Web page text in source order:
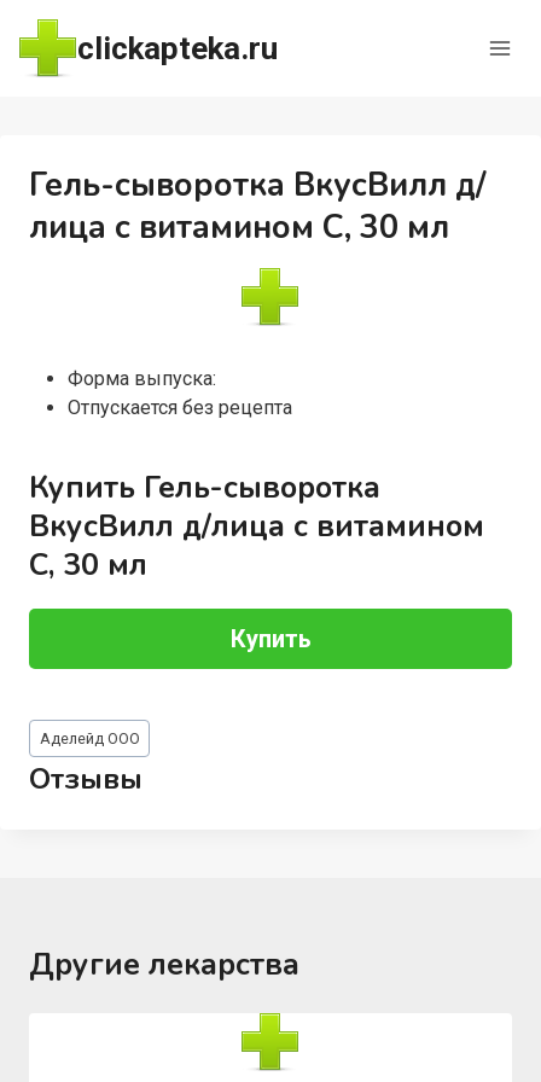
Перейти
содержимому
clickapteka.ru
Гель-сыворотка ВкусВилл д/
лица с витамином С, 30 мл
Форма выпуска:
Отпускается без рецепта
Купить Гель-сыворотка
ВкусВилл д/лица с витамином
С, 30 мл
Купить
Метки
записи:
Аделейд ООО
Отзывы
Другие лекарства